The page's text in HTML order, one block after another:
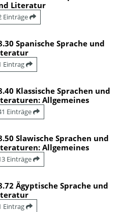
Literatur
Einträge
Spanische Sprache und
Eintrag
Klassische Sprachen und
Allgemeines
Einträge
Slawische Sprachen und
Allgemeines
Einträge
Ägyptische Sprache und
Eintrag